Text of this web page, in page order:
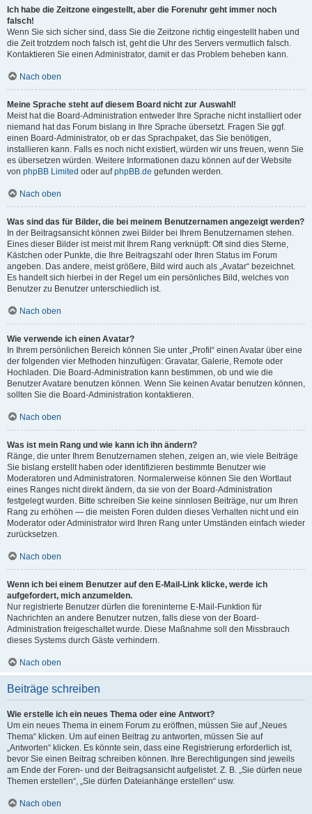
Ich habe die Zeitzone eingestellt, aber die Forenuhr geht immer noch
falsch!
Wenn Sie sich sicher sind, dass Sie die Zeitzone richtig eingestellt haben und
die Zeit trotzdem noch falsch ist, geht die Uhr des Servers vermutlich falsch.
Kontaktieren Sie einen Administrator, damit er das Problem beheben kann.
Nach oben
Meine Sprache steht auf diesem Board nicht zur Auswahl!
Meist hat die Board-Administration entweder Ihre Sprache nicht installiert oder
niemand hat das Forum bislang in Ihre Sprache übersetzt. Fragen Sie ggf.
einen Board-Administrator, ob er das Sprachpaket, das Sie benötigen,
installieren kann. Falls es noch nicht existiert, würden wir uns freuen, wenn Sie
es übersetzen würden. Weitere Informationen dazu können auf der Website
von phpBB Limited oder aufphpBB.de gefunden werden.
Nach oben
Was sind das für Bilder, die bei meinem Benutzernamen angezeigt werden?
In der Beitragsansicht können zwei Bilder bei Ihrem Benutzernamen stehen.
Eines dieser Bilder ist meist mit Ihrem Rang verknüpft: Oft sind dies Sterne,
Kästchen oder Punkte, die Ihre Beitragszahl oder Ihren Status im Forum
angeben. Das andere, meist größere, Bild wird auch als „Avatar“ bezeichnet.
Es handelt sich hierbei in der Regel um ein persönliches Bild, welches von
Benutzer zu Benutzer unterschiedlich ist.
Nach oben
Wie verwende ich einen Avatar?
In Ihrem persönlichen Bereich können Sie unter „Profil“ einen Avatar über eine
der folgenden vier Methoden hinzufügen: Gravatar, Galerie, Remote oder
Hochladen. Die Board-Administration kann bestimmen, ob und wie die
Benutzer Avatare benutzen können. Wenn Sie keinen Avatar benutzen können,
sollten Sie die Board-Administration kontaktieren.
Nach oben
Was ist mein Rang und wie kann ich ihn ändern?
Ränge, die unter Ihrem Benutzernamen stehen, zeigen an, wie viele Beiträge
Sie bislang erstellt haben oder identifizieren bestimmte Benutzer wie
Moderatoren und Administratoren. Normalerweise können Sie den Wortlaut
eines Ranges nicht direkt ändern, da sie von der Board-Administration
festgelegt wurden. Bitte schreiben Sie keine sinnlosen Beiträge, nur um Ihren
Rang zu erhöhen — die meisten Foren dulden dieses Verhalten nicht und ein
Moderator oder Administrator wird Ihren Rang unter Umständen einfach wieder
zurücksetzen.
Nach oben
Wenn ich bei einem Benutzer auf den E-Mail-Link klicke, werde ich
aufgefordert, mich anzumelden.
Nur registrierte Benutzer dürfen die foreninterne E-Mail-Funktion für
Nachrichten an andere Benutzer nutzen, falls diese von der Board-
Administration freigeschaltet wurde. Diese Maßnahme soll den Missbrauch
dieses Systems durch Gäste verhindern.
Nach oben
Beiträge schreiben
Wie erstelle ich ein neues Thema oder eine Antwort?
Um ein neues Thema in einem Forum zu eröffnen, müssen Sie auf „Neues
Thema“ klicken. Um auf einen Beitrag zu antworten, müssen Sie auf
„Antworten“ klicken. Es könnte sein, dass eine Registrierung erforderlich ist,
bevor Sie einen Beitrag schreiben können. Ihre Berechtigungen sind jeweils
am Ende der Foren- und der Beitragsansicht aufgelistet. Z. B. „Sie dürfen neue
Themen erstellen“, „Sie dürfen Dateianhänge erstellen“ usw.
Nach oben